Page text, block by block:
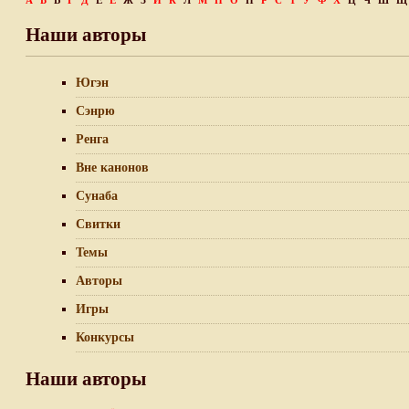
Наши авторы
Югэн
Сэнрю
Ренга
Вне канонов
Сунаба
Свитки
Темы
Авторы
Игры
Конкурсы
Наши авторы